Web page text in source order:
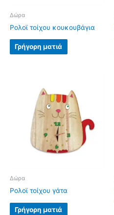
Δώρα
Ρολοϊ τοίχου κουκουβάγια
Γρήγορη ματιά
Δώρα
Ρολοϊ τοίχου γάτα
Γρήγορη ματιά